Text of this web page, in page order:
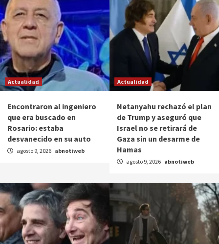
Actualidad
Encontraron al ingeniero
que era buscado en
Rosario: estaba
desvanecido en su auto
agosto 9, 2026 abnotiweb
Actualidad
Netanyahu rechazó el plan
de Trump y aseguró que
Israel no se retirará de
Gaza sin un desarme de
Hamas
agosto 9, 2026 abnotiweb